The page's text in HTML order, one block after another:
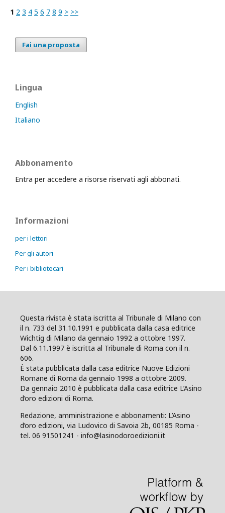
1 2 3 4 5 6 7 8 9 > >>
Fai una proposta
Lingua
English
Italiano
Abbonamento
Entra per accedere a risorse riservati agli abbonati.
Informazioni
per i lettori
Per gli autori
Per i bibliotecari
Questa rivista è stata iscritta al Tribunale di Milano con
il n. 733 del 31.10.1991 e pubblicata dalla casa editrice
Wichtig di Milano da gennaio 1992 a ottobre 1997.
Dal 6.11.1997 è iscritta al Tribunale di Roma con il n.
606.
È stata pubblicata dalla casa editrice Nuove Edizioni
Romane di Roma da gennaio 1998 a ottobre 2009.
Da gennaio 2010 è pubblicata dalla casa editrice L’Asino
d’oro edizioni di Roma.
Redazione, amministrazione e abbonamenti: L’Asino
d’oro edizioni, via Ludovico di Savoia 2b, 00185 Roma -
tel. 06 91501241 - info@lasinodoroedizioni.it